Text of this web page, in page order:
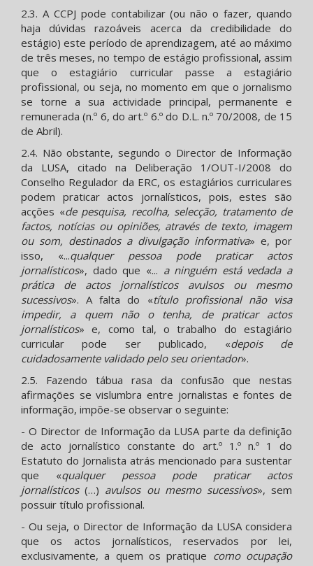
2.3. A CCPJ pode contabilizar (ou não o fazer, quando
haja dúvidas razoáveis acerca da credibilidade do
estágio) este período de aprendizagem, até ao máximo
de três meses, no tempo de estágio profissional, assim
que o estagiário curricular passe a estagiário
profissional, ou seja, no momento em que o jornalismo
se torne a sua actividade principal, permanente e
remunerada (n.º 6, do art.º 6.º do D.L. n.º 70/2008, de 15
de Abril).
2.4. Não obstante, segundo o Director de Informação
da LUSA, citado na Deliberação 1/OUT-I/2008 do
Conselho Regulador da ERC, os estagiários curriculares
podem praticar actos jornalísticos, pois, estes são
acções «de pesquisa, recolha, selecção, tratamento de
factos, notícias ou opiniões, através de texto, imagem
ou som, destinados a divulgação informativa» e, por
isso, «...qualquer pessoa pode praticar actos
jornalísticos», dado que «... a ninguém está vedada a
prática de actos jornalísticos avulsos ou mesmo
sucessivos». A falta do «título profissional não visa
impedir, a quem não o tenha, de praticar actos
jornalísticos» e, como tal, o trabalho do estagiário
curricular pode ser publicado, «depois de
cuidadosamente validado pelo seu orientador».
2.5. Fazendo tábua rasa da confusão que nestas
afirmações se vislumbra entre jornalistas e fontes de
informação, impõe-se observar o seguinte:
- O Director de Informação da LUSA parte da definição
de acto jornalístico constante do art.º 1.º n.º 1 do
Estatuto do Jornalista atrás mencionado para sustentar
que «qualquer pessoa pode praticar actos
jornalísticos (…) avulsos ou mesmo sucessivos», sem
possuir título profissional.
- Ou seja, o Director de Informação da LUSA considera
que os actos jornalísticos, reservados por lei,
exclusivamente, a quem os pratique como ocupação